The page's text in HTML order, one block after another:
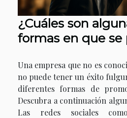
¿Cuáles son
formas en que se
Una empresa que no es
no puede tener un éxito
diferentes formas de
Descubra a continuación
Las redes sociales